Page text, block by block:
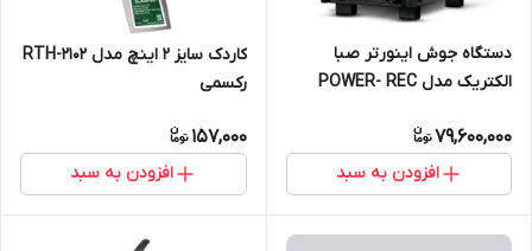
دستگاه جوش اینورتر صبا
الکتریک مدل POWER- REC
79,600,000
افزودن به سبد
کاردک سایز 2 اینچ مدل RTH-2102
رکسمی
157,000
افزودن به سبد